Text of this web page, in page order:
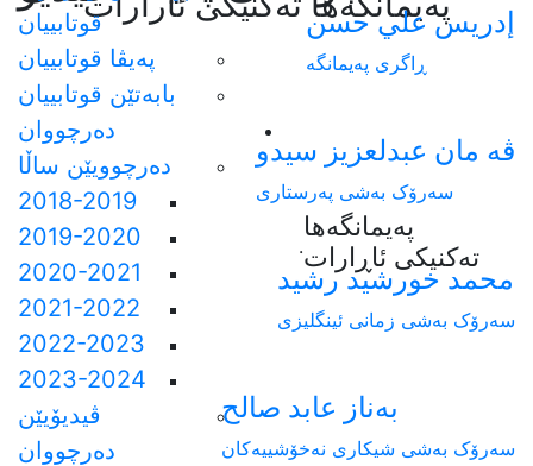
پەیمانگەها
تەکنیکی ئاڕارات.
قوتابییان
پەیڤا قوتابییان
بابەتێن قوتابییان
دەرچووان
دەرچوویێن ساڵا
2018-2019
2019-2020
2020-2021
2021-2022
2022-2023
2023-2024
ڤیدیۆیێن
دەرچووان
إدريس علي حسن
ڕاگری پەیمانگە
ڤه مان عبدلعزيز سيدو
سەرۆک بەشی پەرستاری
محمد خورشيد رشيد
سەرۆک بەشی زمانی ئینگلیزی
بەناز عابد صالح
سەرۆک بەشی شیکاری نەخۆشییەکان